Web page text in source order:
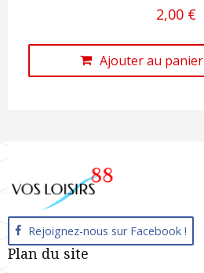
2,00 €
Ajouter au panier
Rejoignez-nous sur Facebook !
Plan du site